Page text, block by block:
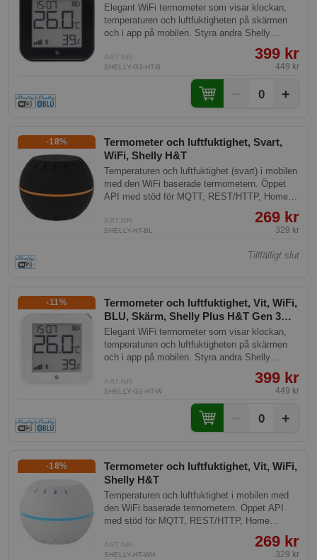
Gen 3 Black
Elegant WiFi termometer som visar klockan,
temperaturen och luftfuktigheten på skärmen
och i app på mobilen. Styra andra Shelly
produkter utifrån temperaturen, t.ex. sätta på
ett element när det blir för kallt.
ART.NR:
SHELLY-G3-HT-B
399 kr
449 kr
0 +
Termometer och luftfuktighet, Svart,
WiFi, Shelly H&T
-18%
Temperaturen och luftfuktighet (svart) i mobilen
med den WiFi baserade termometern. Öppet
API med stöd för MQTT, REST/HTTP, Home
ART.NR:
SHELLY-HT-BL
269 kr
329 kr
Tillfälligt slut
Termometer och luftfuktighet, Vit, WiFi,
BLU, Skärm, Shelly Plus H&T Gen 3
White
-11%
Elegant WiFi termometer som visar klockan,
temperaturen och luftfuktigheten på skärmen
och i app på mobilen. Styra andra Shelly
produkter utifrån temperaturen, t.ex. sätta på
ett element när det blir för kallt.
ART.NR:
SHELLY-G3-HT-W
399 kr
449 kr
0 +
Termometer och luftfuktighet, Vit, WiFi,
Shelly H&T
-18%
Temperaturen och luftfuktighet i mobilen med
den WiFi baserade termometern. Öppet API
med stöd för MQTT, REST/HTTP, Home
ART.NR:
SHELLY-HT-WH
269 kr
329 kr